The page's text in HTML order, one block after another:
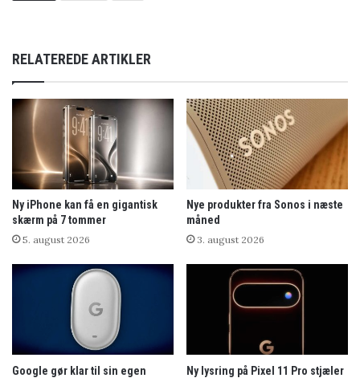
RELATEREDE ARTIKLER
Ny iPhone kan få en gigantisk
skærm på 7 tommer
5. august 2026
Nye produkter fra Sonos i næste
måned
3. august 2026
Google gør klar til sin egen
Ny lysring på Pixel 11 Pro stjæler